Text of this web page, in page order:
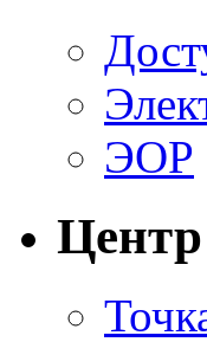
ЭОР
Центр